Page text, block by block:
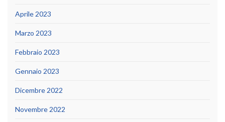
Aprile 2023
Marzo 2023
Febbraio 2023
Gennaio 2023
Dicembre 2022
Novembre 2022